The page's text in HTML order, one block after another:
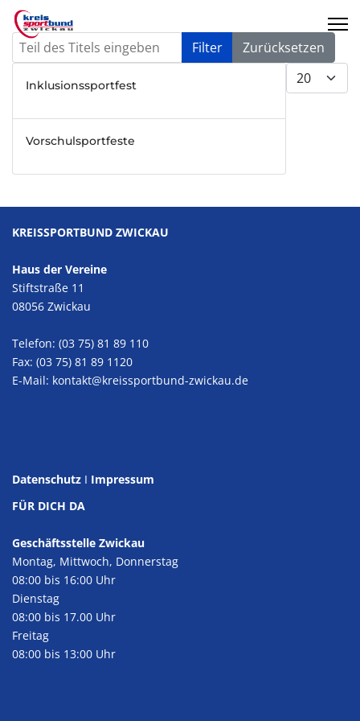
Teil des Titels eingeben Filter Zurücksetzen
Anzeige #
Inklusionssportfest
Vorschulsportfeste
KREISSPORTBUND ZWICKAU
Haus der Vereine
Stiftstraße 11
08056 Zwickau
Telefon: (03 75) 81 89 110
Fax: (03 75) 81 89 1120
E-Mail: kontakt@kreissportbund-zwickau.de
Datenschutz I Impressum
FÜR DICH DA
Geschäftsstelle Zwickau
Montag, Mittwoch, Donnerstag
08:00 bis 16:00 Uhr
Dienstag
08:00 bis 17.00 Uhr
Freitag
08:00 bis 13:00 Uhr